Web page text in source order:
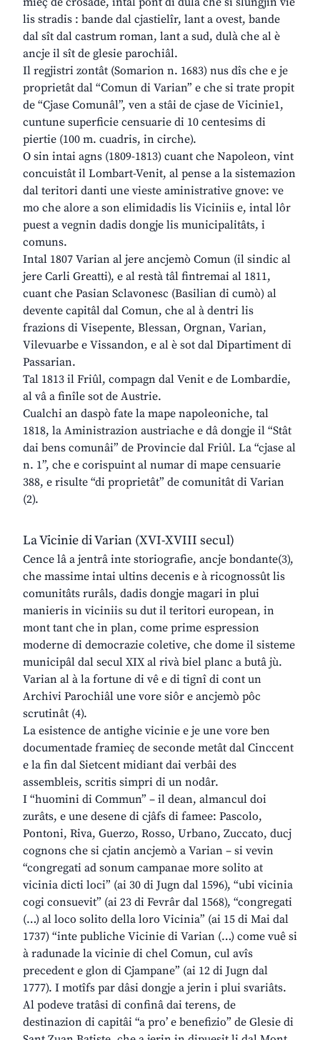
lis stradis : bande dal cjastielîr, lant a ovest, bande
dal sît dal castrum roman, lant a sud, dulà che al è
ancje il sît de glesie parochiâl.
Il regjistri zontât (Somarion n. 1683) nus dîs che e je
proprietât dal “Comun di Varian” e che si trate propit
de “Cjase Comunâl”, ven a stâi de cjase de Vicinie1,
cuntune superficie censuarie di 10 centesims di
piertie (100 m. cuadris, in cirche).
O sin intai agns (1809-1813) cuant che Napoleon, vint
concuistât il Lombart-Venit, al pense a la sistemazion
dal teritori danti une vieste aministrative gnove: ve
mo che alore a son elimidadis lis Viciniis e, intal lôr
puest a vegnin dadis dongje lis municipalitâts, i
comuns.
Intal 1807 Varian al jere ancjemò Comun (il sindic al
jere Carli Greatti), e al restà tâl fintremai al 1811,
cuant che Pasian Sclavonesc (Basilian di cumò) al
devente capitâl dal Comun, che al à dentri lis
frazions di Visepente, Blessan, Orgnan, Varian,
Vilevuarbe e Vissandon, e al è sot dal Dipartiment di
Passarian.
Tal 1813 il Friûl, compagn dal Venit e de Lombardie,
al vâ a finîle sot de Austrie.
Cualchi an daspò fate la mape napoleoniche, tal
1818, la Aministrazion austriache e dâ dongje il “Stât
dai bens comunâi” de Provincie dal Friûl. La “cjase al
n. 1”, che e corispuint al numar di mape censuarie
388, e risulte “di proprietât” de comunitât di Varian
(2).
La Vicinie di Varian (XVI-XVIII secul)
Cence lâ a jentrâ inte storiografie, ancje bondante(3),
che massime intai ultins decenis e à ricognossût lis
comunitâts rurâls, dadis dongje magari in plui
manieris in viciniis su dut il teritori european, in
mont tant che in plan, come prime espression
moderne di democrazie coletive, che dome il sisteme
municipâl dal secul XIX al rivà biel planc a butâ jù.
Varian al à la fortune di vê e di tignî di cont un
Archivi Parochiâl une vore siôr e ancjemò pôc
scrutinât (4).
La esistence de antighe vicinie e je une vore ben
documentade framieç de seconde metât dal Cinccent
e la fin dal Sietcent midiant dai verbâi des
assembleis, scritis simpri di un nodâr.
I “huomini di Commun” – il dean, almancul doi
zurâts, e une desene di cjâfs di famee: Pascolo,
Pontoni, Riva, Guerzo, Rosso, Urbano, Zuccato, ducj
cognons che si cjatin ancjemò a Varian – si vevin
“congregati ad sonum campanae more solito at
vicinia dicti loci” (ai 30 di Jugn dal 1596), “ubi vicinia
cogi consuevit” (ai 23 di Fevrâr dal 1568), “congregati
(…) al loco solito della loro Vicinia” (ai 15 di Mai dal
1737) “inte publiche Vicinie di Varian (…) come vuê si
à radunade la vicinie di chel Comun, cul avîs
precedent e glon di Cjampane” (ai 12 di Jugn dal
1777). I motîfs par dâsi dongje a jerin i plui svariâts.
Al podeve tratâsi di confinâ dai terens, de
destinazion di capitâi “a pro’ e benefizio” de Glesie di